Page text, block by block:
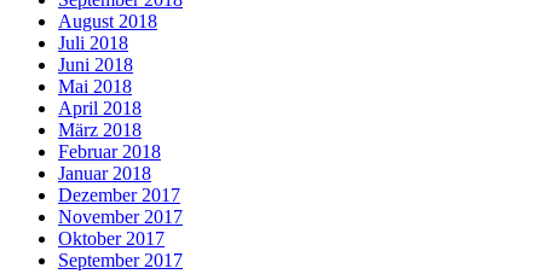
August 2018
Juli 2018
Juni 2018
Mai 2018
April 2018
März 2018
Februar 2018
Januar 2018
Dezember 2017
November 2017
Oktober 2017
September 2017